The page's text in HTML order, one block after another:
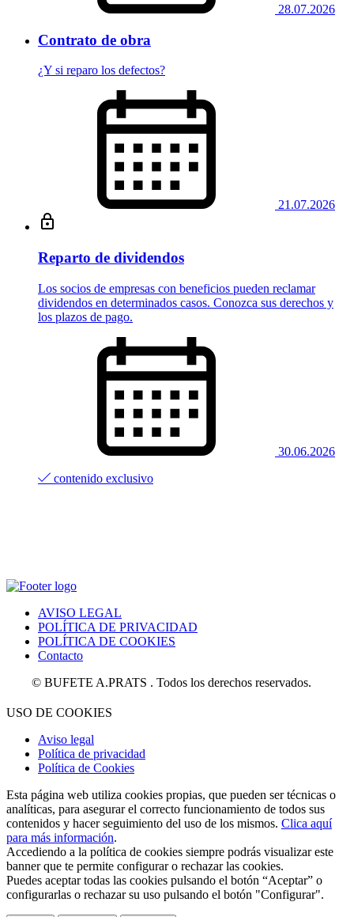
28.07.2026
Contrato de obra
¿Y si reparo los defectos?
21.07.2026
Reparto de dividendos
Los socios de empresas con beneficios pueden reclamar
dividendos en determinados casos. Conozca sus derechos y
los plazos de pago.
30.06.2026
contenido exclusivo
AVISO LEGAL
POLÍTICA DE PRIVACIDAD
POLÍTICA DE COOKIES
Contacto
© BUFETE A.PRATS . Todos los derechos reservados.
USO DE COOKIES
Aviso legal
Política de privacidad
Política de Cookies
Esta página web utiliza cookies propias, que pueden ser técnicas o
analíticas, para asegurar el correcto funcionamiento de todos sus
contenidos y hacer seguimiento del uso de los mismos. Clica aquí
para más información.
Accediendo a la política de cookies siempre podrás visualizar este
banner que te permite configurar o rechazar las cookies.
Puedes aceptar todas las cookies pulsando el botón “Aceptar” o
configurarlas o rechazar su uso pulsando el botón "Configurar".